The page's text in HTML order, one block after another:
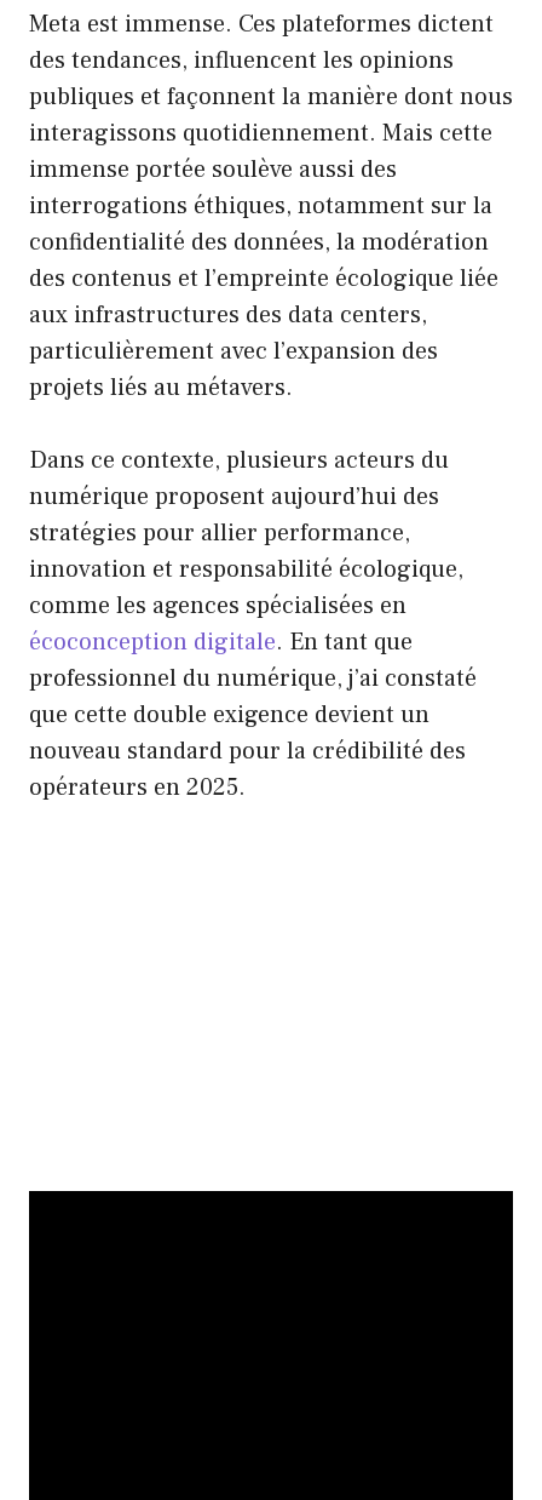
Meta est immense. Ces plateformes dictent
des tendances, influencent les opinions
publiques et façonnent la manière dont nous
interagissons quotidiennement. Mais cette
immense portée soulève aussi des
interrogations éthiques, notamment sur la
confidentialité des données, la modération
des contenus et l’empreinte écologique liée
aux infrastructures des data centers,
particulièrement avec l’expansion des
projets liés au métavers.
Dans ce contexte, plusieurs acteurs du
numérique proposent aujourd’hui des
stratégies pour allier performance,
innovation et responsabilité écologique,
comme les agences spécialisées en
écoconception digitale. En tant que
professionnel du numérique, j’ai constaté
que cette double exigence devient un
nouveau standard pour la crédibilité des
opérateurs en 2025.